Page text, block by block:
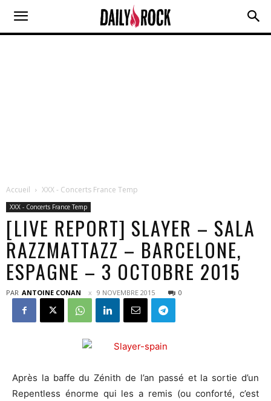
Accueil XXX - Concerts France Temp
XXX - Concerts France Temp
[LIVE REPORT] SLAYER – SALA
RAZZMATTAZZ – BARCELONE,
ESPAGNE – 3 OCTOBRE 2015
PAR ANTOINE CONAN 9 NOVEMBRE 2015 0
Après la baffe du Zénith de l’an passé et la sortie d’un
Repentless énorme qui les a remis (ou conforté, c’est